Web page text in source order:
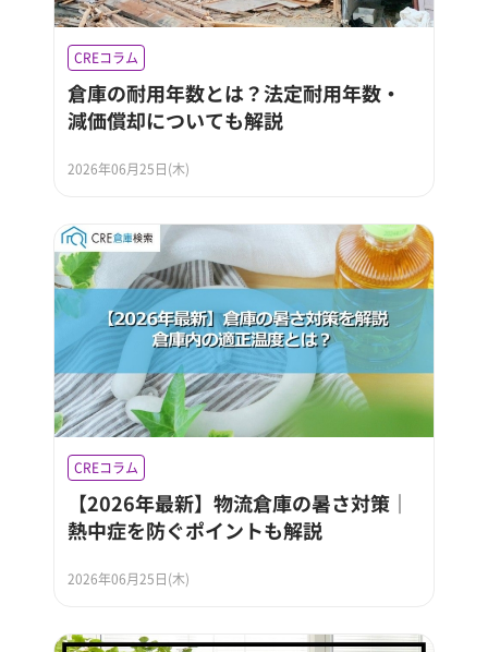
CREコラム
倉庫の耐用年数とは？法定耐用年数・
減価償却についても解説
2026年06月25日(木)
CREコラム
【2026年最新】物流倉庫の暑さ対策｜
熱中症を防ぐポイントも解説
2026年06月25日(木)